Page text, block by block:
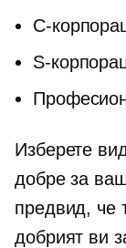
C-
S-
Изберете
добре за
предвид, че
добрият ви